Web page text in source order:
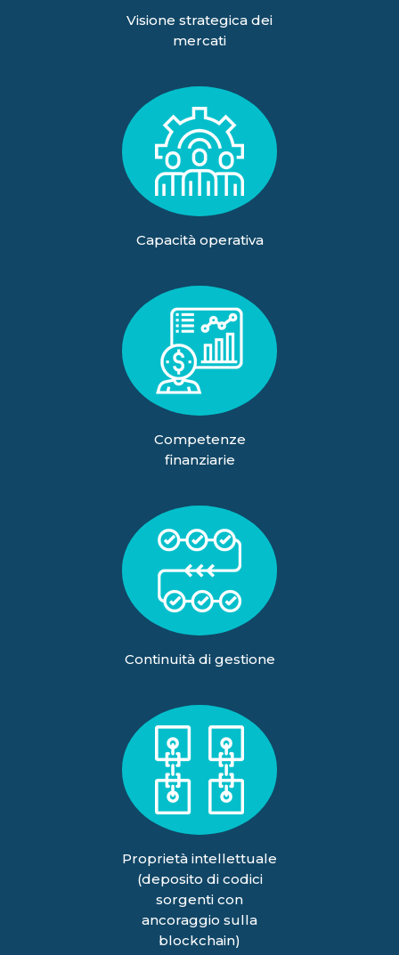
Visione strategica dei
mercati
Capacità operativa
Competenze
finanziarie
Continuità di gestione
Proprietà intellettuale
(deposito di codici
sorgenti con
ancoraggio sulla
blockchain)